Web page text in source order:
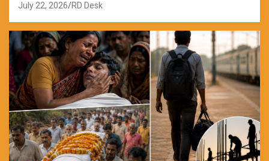
July 22, 2026 RD Desk